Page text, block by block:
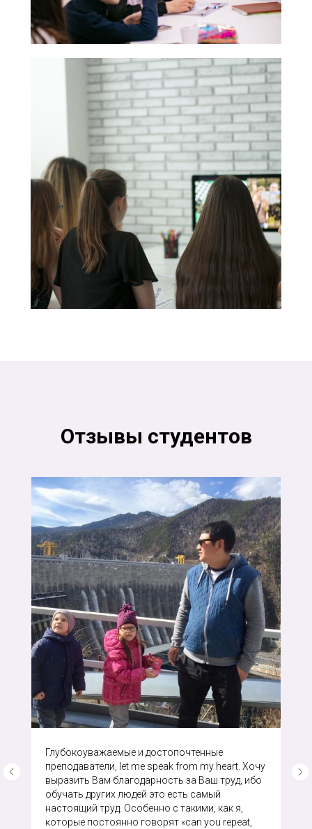
Отзывы студентов
Глубокоуважаемые и достопочтенные
преподаватели, let me speak from my heart. Хочу
выразить Вам благодарность за Ваш труд, ибо
обучать других людей это есть самый
настоящий труд. Особенно с такими, как я,
которые постоянно говорят «can you repeat,